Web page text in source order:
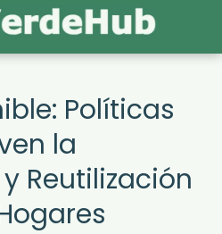
Políticas
la
Reutilización